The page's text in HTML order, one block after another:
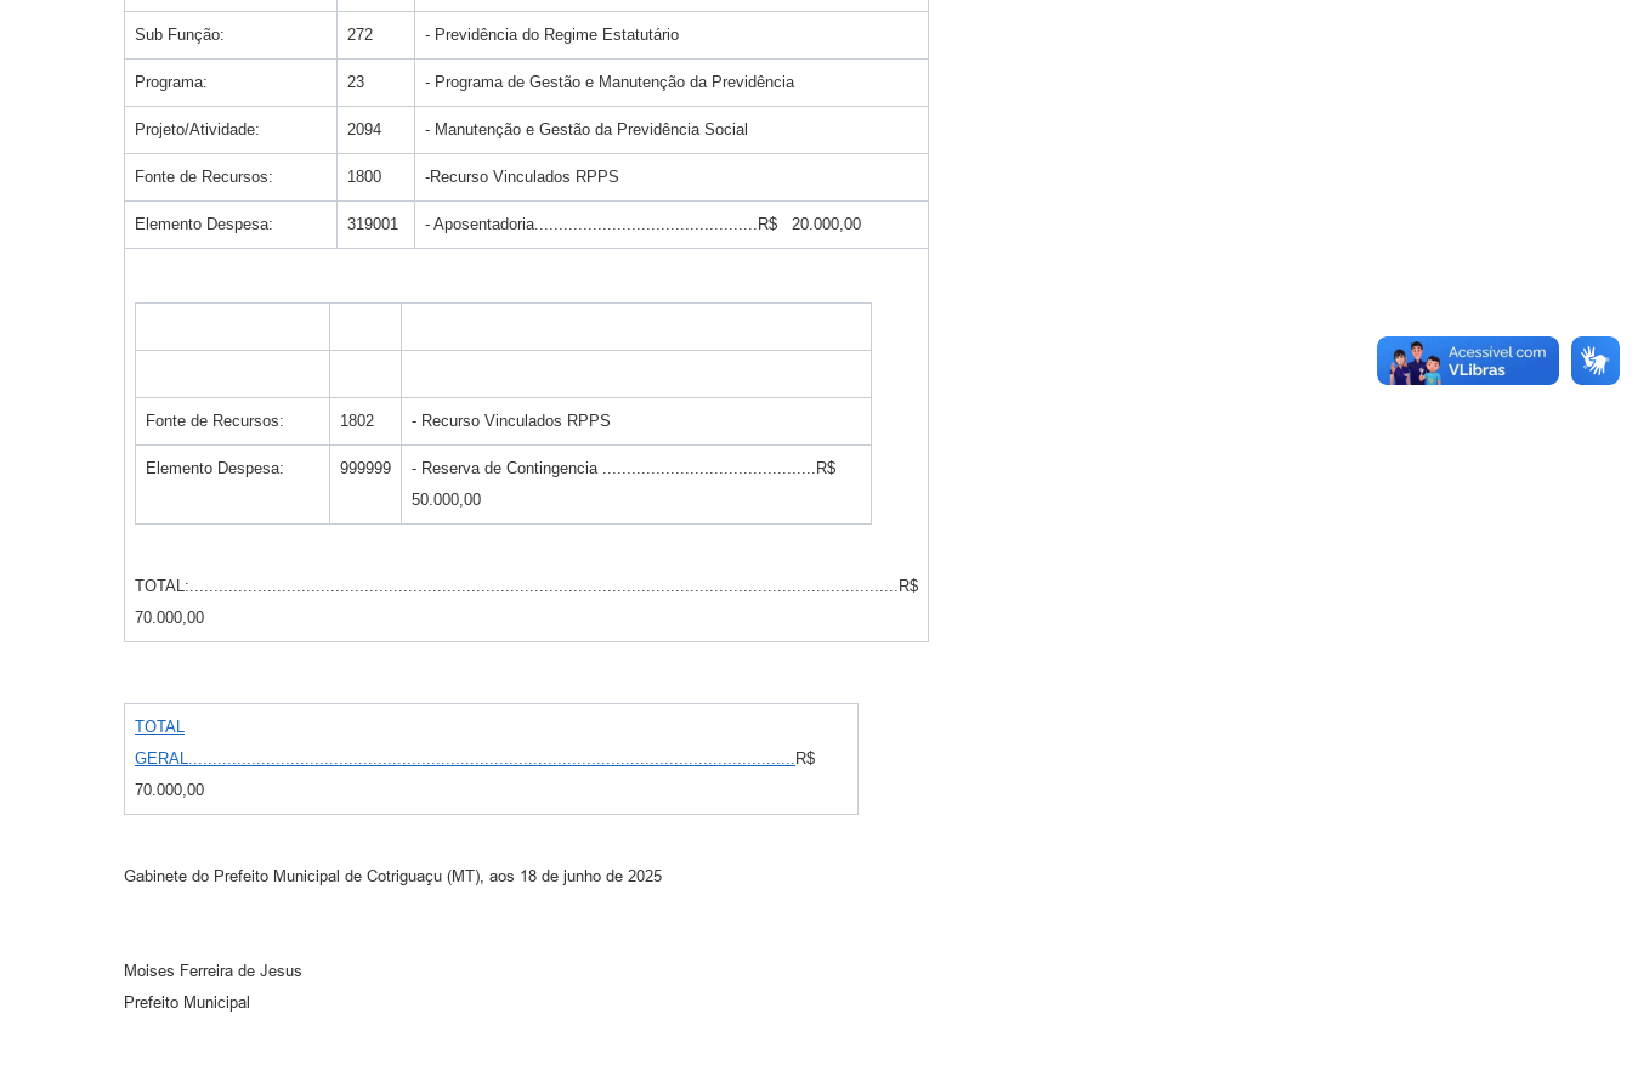
Sub Função: 272 - Previdência do Regime Estatutário
Programa: 23 - Programa de Gestão e Manutenção da Previdência
Projeto/Atividade: 2094 - Manutenção e Gestão da Previdência Social
Fonte de Recursos: 1800 -Recurso Vinculados RPPS
Elemento Despesa: 319001 - Aposentadoria..............................................R$ 20.000,00
Fonte de Recursos: 1802 - Recurso Vinculados RPPS
Elemento Despesa: 999999
- Reserva de Contingencia ............................................R$
50.000,00
TOTAL:..................................................................................................................................................R$
70.000,00
TOTAL
GERAL............................................................................................................................. R$
70.000,00
Gabinete do Prefeito Municipal de Cotriguaçu (MT), aos 18 de junho de 2025
Moises Ferreira de Jesus
Prefeito Municipal